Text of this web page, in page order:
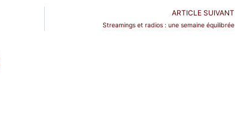
ARTICLE SUIVANT
Streamings et radios : une semaine équilibrée